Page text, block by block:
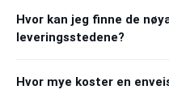
Hvor kan jeg finne de
leveringsstedene?
Hvor mye koster en